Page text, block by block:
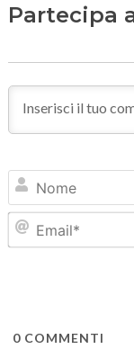
Partecipa
0COMMENTI